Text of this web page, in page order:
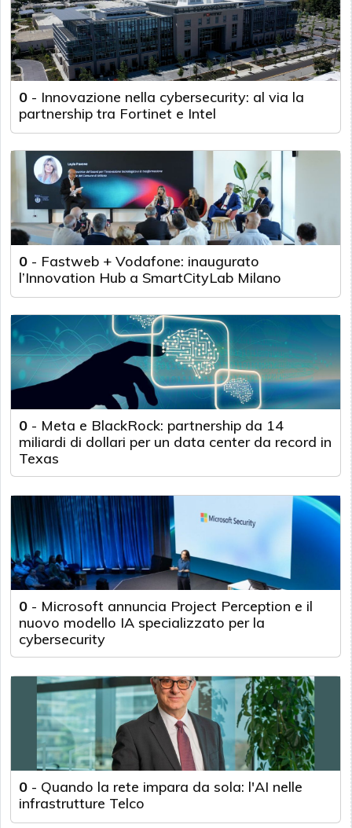
0 - Innovazione nella cybersecurity: al via la
partnership tra Fortinet e Intel
0 - Fastweb + Vodafone: inaugurato
l’Innovation Hub a SmartCityLab Milano
0 - Meta e BlackRock: partnership da 14
miliardi di dollari per un data center da record in
Texas
0 - Microsoft annuncia Project Perception e il
nuovo modello IA specializzato per la
cybersecurity
0 - Quando la rete impara da sola: l'AI nelle
infrastrutture Telco